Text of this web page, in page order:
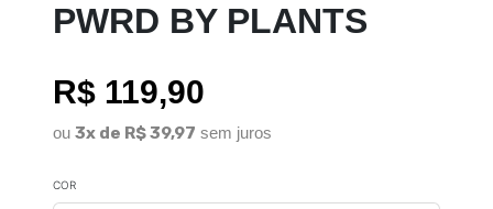
PWRD BY PLANTS
R$ 119,90
ou 3x de R$ 39,97 sem juros
COR